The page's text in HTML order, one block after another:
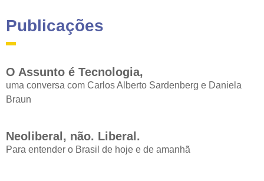
Publicações
O Assunto é Tecnologia,
uma conversa com Carlos Alberto Sardenberg e Daniela
Braun
Neoliberal, não. Liberal.
Para entender o Brasil de hoje e de amanhã